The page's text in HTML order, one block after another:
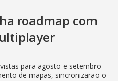
roadmap com
para agosto e setembro
de mapas, sincronizarão o